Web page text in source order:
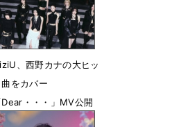
、西野カナの大ヒッ
曲をカバー
Dear・・・」MV公開
3月13日 13時55分